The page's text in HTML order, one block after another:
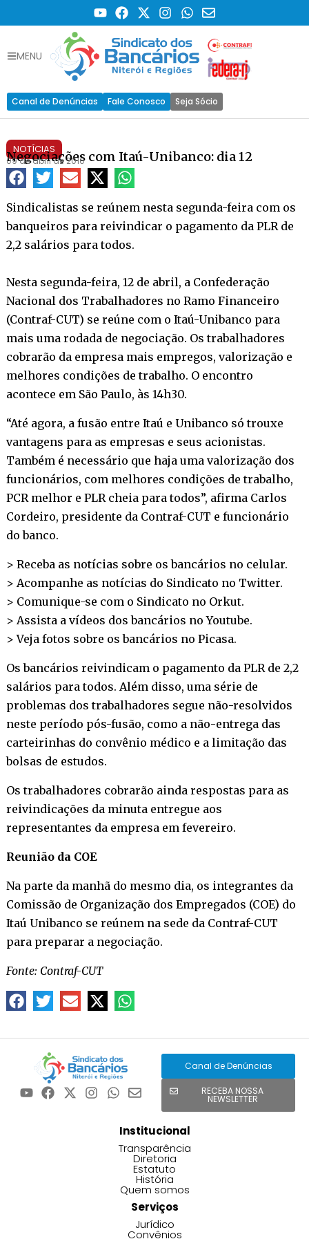
MENU
Canal de Denúncias Fale Conosco Seja Sócio
NOTÍCIAS
Negociações com Itaú-Unibanco: dia 12
09 de abril de 2010
Sindicalistas se reúnem nesta segunda-feira com os
banqueiros para reivindicar o pagamento da PLR de
2,2 salários para todos.
Nesta segunda-feira, 12 de abril, a Confederação
Nacional dos Trabalhadores no Ramo Financeiro
(Contraf-CUT) se reúne com o Itaú-Unibanco para
mais uma rodada de negociação. Os trabalhadores
cobrarão da empresa mais empregos, valorização e
melhores condições de trabalho. O encontro
acontece em São Paulo, às 14h30.
“Até agora, a fusão entre Itaú e Unibanco só trouxe
vantagens para as empresas e seus acionistas.
Também é necessário que haja uma valorização dos
funcionários, com melhores condições de trabalho,
PCR melhor e PLR cheia para todos”, afirma Carlos
Cordeiro, presidente da Contraf-CUT e funcionário
do banco.
> Receba as notícias sobre os bancários no celular.
> Acompanhe as notícias do Sindicato no Twitter.
> Comunique-se com o Sindicato no Orkut.
> Assista a vídeos dos bancários noYoutube.
> Veja fotos sobre os bancários no Picasa.
Os bancários reivindicam o pagamento da PLR de 2,2
salários para todos. Além disso, uma série de
problemas dos trabalhadores segue não-resolvidos
neste período pós-fusão, como a não-entrega das
carteirinhas do convênio médico e a limitação das
bolsas de estudos.
Os trabalhadores cobrarão ainda respostas para as
reivindicações da minuta entregue aos
representantes da empresa em fevereiro.
Reunião da COE
Na parte da manhã do mesmo dia, os integrantes da
Comissão de Organização dos Empregados (COE) do
Itaú Unibanco se reúnem na sede da Contraf-CUT
para preparar a negociação.
Fonte: Contraf-CUT
Canal de Denúncias
RECEBA NOSSA
NEWSLETTER
Institucional
Transparência
Diretoria
Estatuto
História
Quem somos
Serviços
Jurídico
Convênios